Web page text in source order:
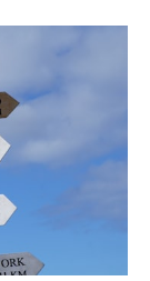
也是亞裔或是